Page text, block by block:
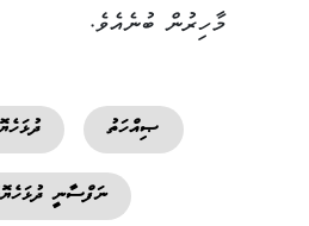
މާހިރުން ބުނެއެވެ.
ޞިއްހަތު
ނަފްސާނީ